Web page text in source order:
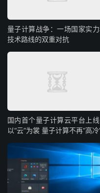
量子计算战争：一场国家实
技术路线的双重对抗
国内首个量子计算云平台上线
以“云”为裳 量子计算不再“高冷